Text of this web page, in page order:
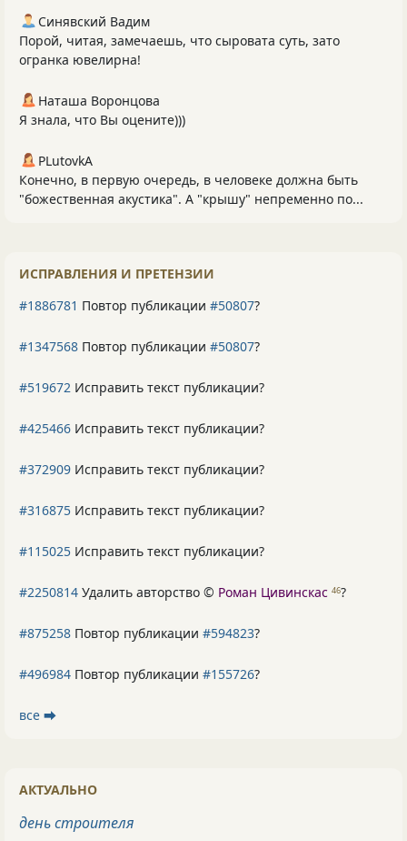
Синявский Вадим
Порой, читая, замечаешь, что сыровата суть, зато
огранка ювелирна!
Наташа Воронцова
Я знала, что Вы оцените)))
PLutоvkА
Конечно, в первую очередь, в человеке должна быть
"божественная акустика". А "крышу" непременно по...
ИСПРАВЛЕНИЯ И ПРЕТЕНЗИИ
#1886781 Повтор публикации #50807?
#1347568 Повтор публикации #50807?
#519672 Исправить текст публикации?
#425466 Исправить текст публикации?
#372909 Исправить текст публикации?
#316875 Исправить текст публикации?
#115025 Исправить текст публикации?
#2250814 Удалить авторство © Роман Цивинскас 46?
#875258 Повтор публикации #594823?
#496984 Повтор публикации #155726?
все ⮕
АКТУАЛЬНО
день строителя